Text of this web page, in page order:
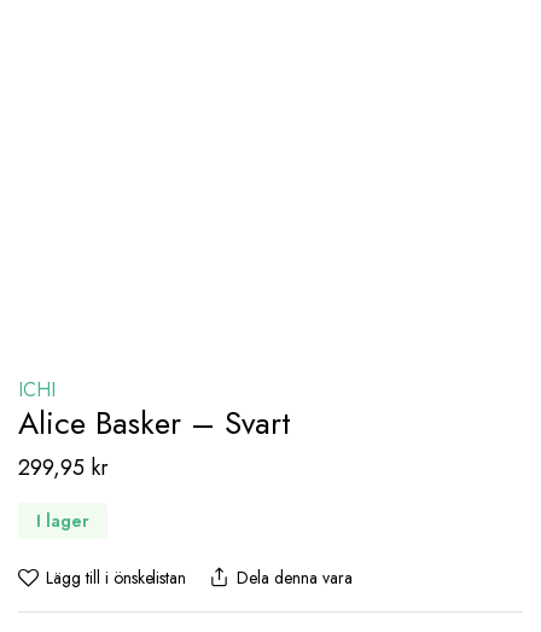
ICHI
Alice Basker – Svart
299,95 kr
I lager
Lägg till i önskelistan Dela denna vara